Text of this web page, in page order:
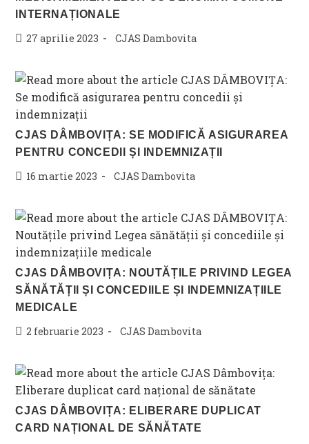
INTERNAȚIONALE
Post27 aprilie 2023
Post
CJAS Dambovita
CJAS DÂMBOVIȚA: SE MODIFICĂ ASIGURAREA
PENTRU CONCEDII ȘI INDEMNIZAȚII
Post16 martie 2023
Post
CJAS Dambovita
CJAS DÂMBOVIȚA: NOUTĂȚILE PRIVIND LEGEA
SĂNĂTĂȚII ȘI CONCEDIILE ȘI INDEMNIZAȚIILE
MEDICALE
Post2 februarie 2023
Post
CJAS Dambovita
CJAS DÂMBOVIȚA: ELIBERARE DUPLICAT
CARD NAȚIONAL DE SĂNĂTATE